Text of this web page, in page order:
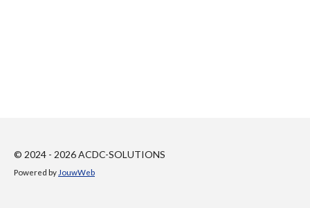
© 2024 - 2026 ACDC-SOLUTIONS
Powered by JouwWeb